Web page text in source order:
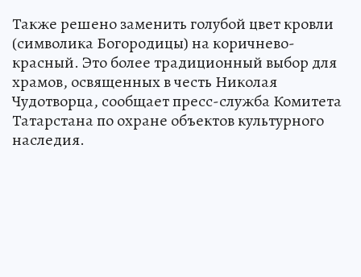
Также решено заменить голубой цвет кровли
(символика Богородицы) на коричнево-
красный. Это более традиционный выбор для
храмов, освященных в честь Николая
Чудотворца, сообщает пресс-служба Комитета
Татарстана по охране объектов культурного
наследия.